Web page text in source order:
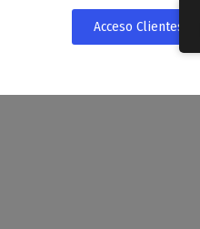
Acceso Clientes